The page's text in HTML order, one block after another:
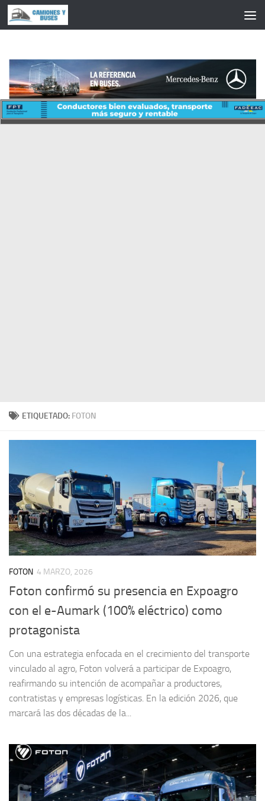
Saltar al contenido
ETIQUETADO: FOTON
FOTON 4 MARZO, 2026
Foton confirmó su presencia en Expoagro
con el e-Aumark (100% eléctrico) como
protagonista
Con una estrategia enfocada en el crecimiento del transporte
vinculado al agro, Foton volverá a participar de Expoagro,
reafirmando su intención de acompañar a productores,
contratistas y empresas logísticas. En la edición 2026, que
marcará las dos décadas de la...